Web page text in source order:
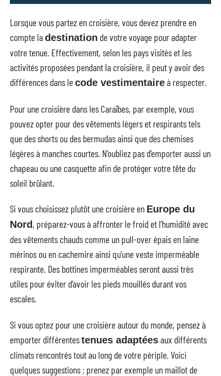
Lorsque vous partez en croisière, vous devez prendre en
compte ladestination de votre voyage pour adapter
votre tenue. Effectivement, selon les pays visités et les
activités proposées pendant la croisière, il peut y avoir des
différences dans lecode vestimentaireà respecter.
Pour une croisière dans les Caraïbes, par exemple, vous
pouvez opter pour des vêtements légers et respirants tels
que des shorts ou des bermudas ainsi que des chemises
légères à manches courtes. N’oubliez pas d’emporter aussi un
chapeau ou une casquette afin de protéger votre tête du
soleil brûlant.
Si vous choisissez plutôt une croisière en Europe du
Nord , préparez-vous à affronter le froid et l’humidité avec
des vêtements chauds comme un pull-over épais en laine
mérinos ou en cachemire ainsi qu’une veste imperméable
respirante. Des bottines imperméables seront aussi très
utiles pour éviter d’avoir les pieds mouillés durant vos
escales.
Si vous optez pour une croisière autour du monde, pensez à
emporter différentestenues adaptéesaux différents
climats rencontrés tout au long de votre périple. Voici
quelques suggestions : prenez par exemple un maillot de